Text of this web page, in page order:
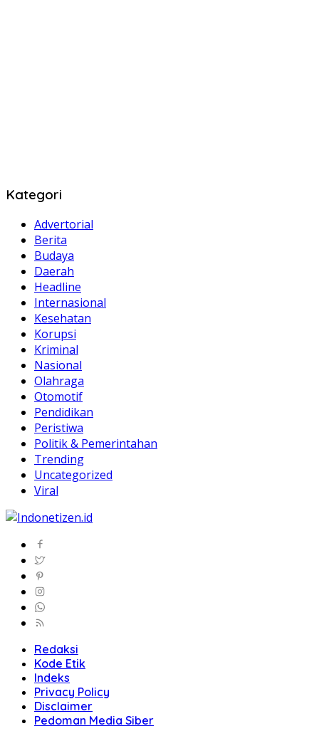
Kategori
Advertorial
Berita
Budaya
Daerah
Headline
Internasional
Kesehatan
Korupsi
Kriminal
Nasional
Olahraga
Otomotif
Pendidikan
Peristiwa
Politik & Pemerintahan
Trending
Uncategorized
Viral
Redaksi
Kode Etik
Indeks
Privacy Policy
Disclaimer
Pedoman Media Siber